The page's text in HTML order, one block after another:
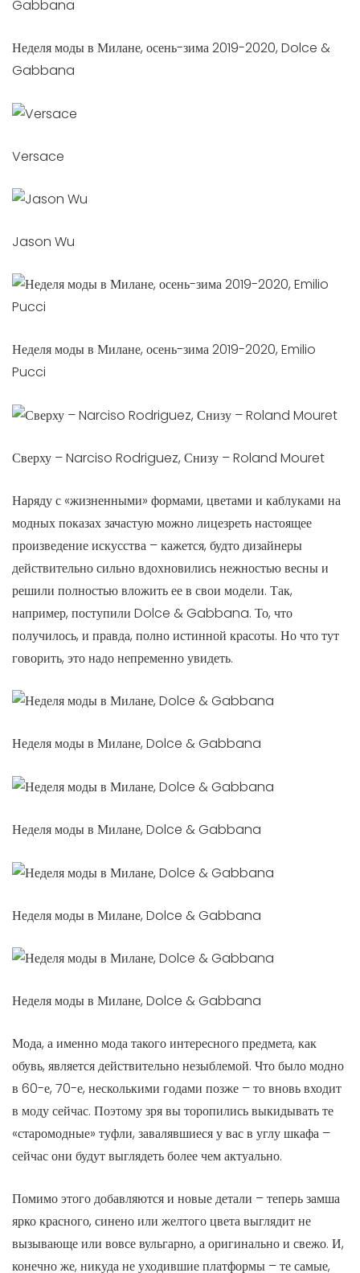
Неделя моды в Милане, осень-зима 2019-2020, Dolce &
Gabbana
Versace
Jason Wu
Неделя моды в Милане, осень-зима 2019-2020, Emilio
Pucci
Сверху – Narciso Rodriguez, Снизу – Roland Mouret
Наряду с «жизненными» формами, цветами и каблуками на
модных показах зачастую можно лицезреть настоящее
произведение искусства – кажется, будто дизайнеры
действительно сильно вдохновились нежностью весны и
решили полностью вложить ее в свои модели. Так,
например, поступили Dolce & Gabbana. То, что
получилось, и правда, полно истинной красоты. Но что тут
говорить, это надо непременно увидеть.
Неделя моды в Милане, Dolce & Gabbana
Неделя моды в Милане, Dolce & Gabbana
Неделя моды в Милане, Dolce & Gabbana
Неделя моды в Милане, Dolce & Gabbana
Мода, а именно мода такого интересного предмета, как
обувь, является действительно незыблемой. Что было модно
в 60-е, 70-е, несколькими годами позже – то вновь входит
в моду сейчас. Поэтому зря вы торопились выкидывать те
«старомодные» туфли, завалявшиеся у вас в углу шкафа –
сейчас они будут выглядеть более чем актуально.
Помимо этого добавляются и новые детали – теперь замша
ярко красного, синено или желтого цвета выглядит не
вызывающе или вовсе вульгарно, а оригинально и свежо. И,
конечно же, никуда не уходившие платформы – те самые,